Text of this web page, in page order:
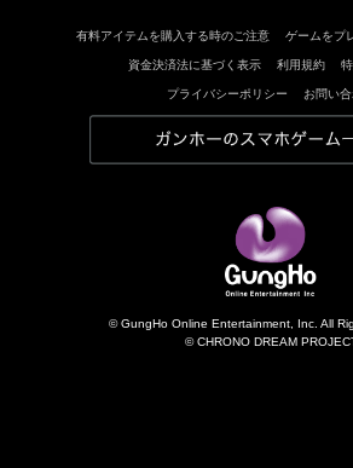
有料アイテムを購入する時のご注意 ゲームをプ
資金決済法に基づく表示 利用規約
プライバシーポリシー お問い
© GungHo Online Entertainment, Inc. All
© CHRONO DREAM